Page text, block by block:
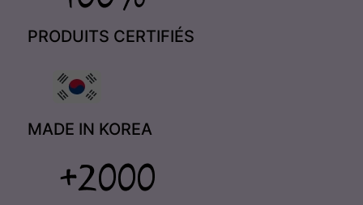
PRODUITS CERTIFIÉS
MADE IN KOREA